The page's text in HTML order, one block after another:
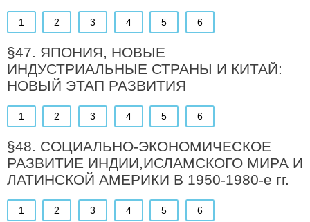
1 2 3 4 5 6
§47. ЯПОНИЯ, НОВЫЕ
ИНДУСТРИАЛЬНЫЕ СТРАНЫ И КИТАЙ:
НОВЫЙ ЭТАП РАЗВИТИЯ
1 2 3 4 5 6
§48. СОЦИАЛЬНО-ЭКОНОМИЧЕСКОЕ
РАЗВИТИЕ ИНДИИ,ИСЛАМСКОГО МИРА И
ЛАТИНСКОЙ АМЕРИКИ В 1950-1980-е гг.
1 2 3 4 5 6